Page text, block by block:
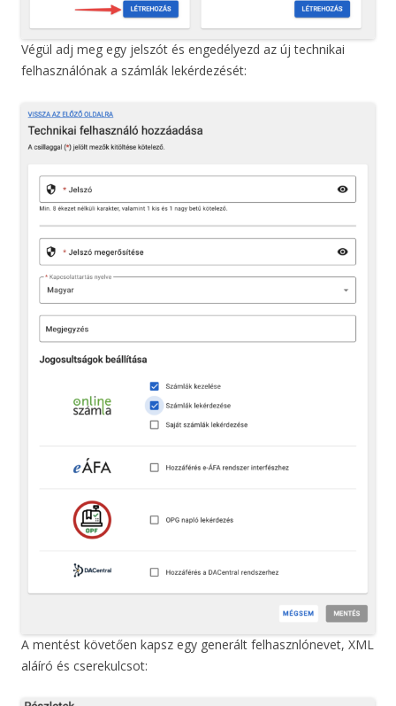
Végül adj meg egy jelszót és engedélyezd az új technikai
felhasználónak a számlák lekérdezését:
A mentést követően kapsz egy generált felhasznlónevet, XML
aláíró és cserekulcsot: